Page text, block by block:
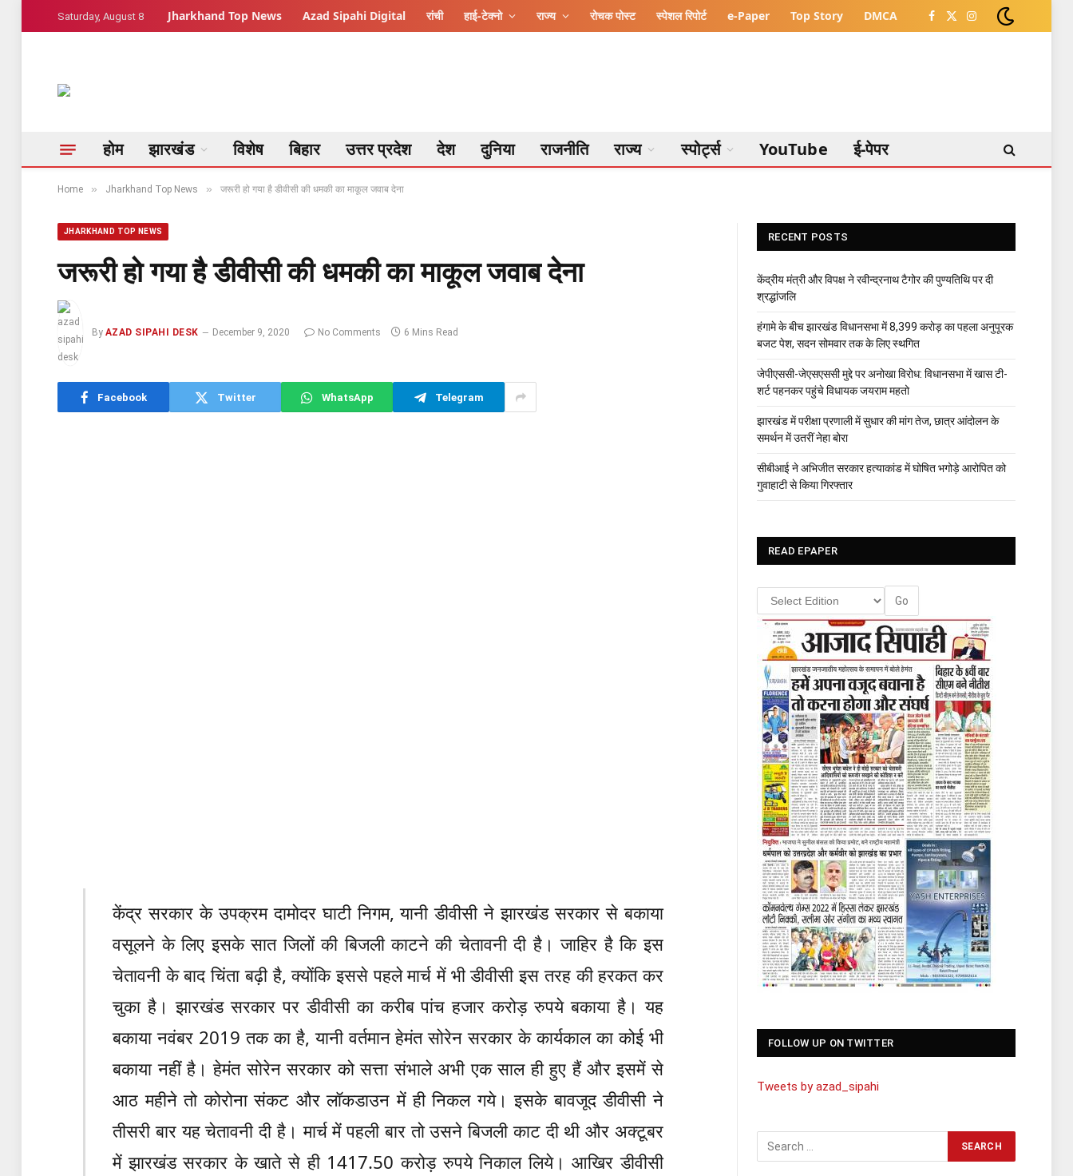
Saturday, August 8 Jharkhand Top News Azad Sipahi Digital रांची हाई-टेक्नो राज्य रोचक पोस्ट स्पेशल रिपोर्ट e-Paper Top Story DMCA Facebook
X
Instagram
होम झारखंड विशेष बिहार उत्तर प्रदेश देश दुनिया राजनीति राज्य स्पोर्ट्स YouTube ई-पेपर
Home » Jharkhand Top News » जरूरी हो गया है डीवीसी की धमकी का माकूल जवाब देना
JHARKHAND TOP NEWS
जरूरी हो गया है डीवीसी की धमकी का माकूल जवाब देना
By AZAD SIPAHI DESK December 9, 2020 No Comments 6 Mins Read
Facebook Twitter WhatsApp Telegram
केंद्र सरकार के उपक्रम दामोदर घाटी निगम, यानी डीवीसी ने झारखंड सरकार से बकाया
वसूलने के लिए इसके सात जिलों की बिजली काटने की चेतावनी दी है। जाहिर है कि इस
चेतावनी के बाद चिंता बढ़ी है, क्योंकि इससे पहले मार्च में भी डीवीसी इस तरह की हरकत कर
चुका है। झारखंड सरकार पर डीवीसी का करीब पांच हजार करोड़ रुपये बकाया है। यह
बकाया नवंबर 2019 तक का है, यानी वर्तमान हेमंत सोरेन सरकार के कार्यकाल का कोई भी
बकाया नहीं है। हेमंत सोरेन सरकार को सत्ता संभाले अभी एक साल ही हुए हैं और इसमें से
आठ महीने तो कोरोना संकट और लॉकडाउन में ही निकल गये। इसके बावजूद डीवीसी ने
तीसरी बार यह चेतावनी दी है। मार्च में पहली बार तो उसने बिजली काट दी थी और अक्टूबर
में झारखंड सरकार के खाते से ही 1417.50 करोड़ रुपये निकाल लिये। आखिर डीवीसी
RECENT POSTS
केंद्रीय मंत्री और विपक्ष ने रवीन्द्रनाथ टैगोर की पुण्यतिथि पर दी
श्रद्धांजलि
हंगामे के बीच झारखंड विधानसभा में 8,399 करोड़ का पहला अनुपूरक
बजट पेश, सदन सोमवार तक के लिए स्थगित
जेपीएससी-जेएसएससी मुद्दे पर अनोखा विरोध: विधानसभा में खास टी-
शर्ट पहनकर पहुंचे विधायक जयराम महतो
झारखंड में परीक्षा प्रणाली में सुधार की मांग तेज, छात्र आंदोलन के
समर्थन में उतरीं नेहा बोरा
सीबीआई ने अभिजीत सरकार हत्याकांड में घोषित भगोड़े आरोपित को
गुवाहाटी से किया गिरफ्तार
READ EPAPER
FOLLOW UP ON TWITTER
Tweets by azad_sipahi